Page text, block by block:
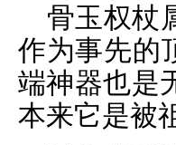
骨玉权杖
作为事先的
端神器也是
本来它是被